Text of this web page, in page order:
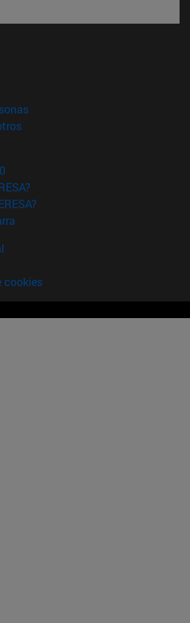
nueva ventana)
(abre en nueva ventana)
(abre en nueva ventana)
cookies